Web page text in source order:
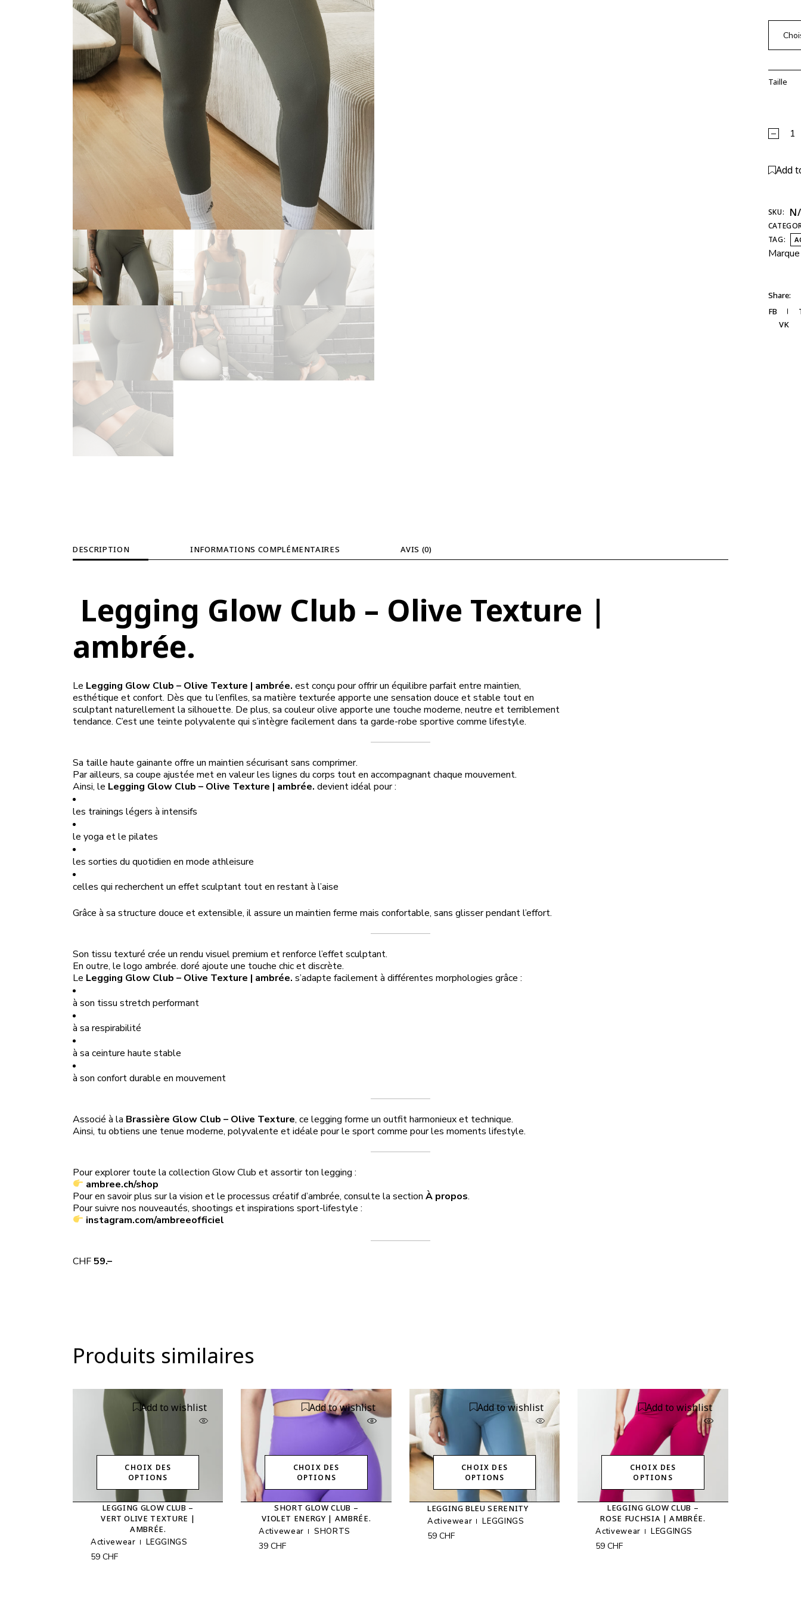
Taille
Add
SKU:
TAG:
Share:
FB
VK
DESCRIPTION INFORMATIONS COMPLÉMENTAIRES AVIS (0)
Legging Glow Club – Olive Texture |
ambrée.
Le Legging Glow Club – Olive Texture | ambrée. est conçu pour offrir un équilibre parfait entre maintien,
esthétique et confort. Dès que tu l’enfiles, sa matière texturée apporte une sensation douce et stable tout en
sculptant naturellement la silhouette. De plus, sa couleur olive apporte une touche moderne, neutre et terriblement
tendance. C’est une teinte polyvalente qui s’intègre facilement dans ta garde-robe sportive comme lifestyle.
Sa taille haute gainante offre un maintien sécurisant sans comprimer.
Par ailleurs, sa coupe ajustée met en valeur les lignes du corps tout en accompagnant chaque mouvement.
Ainsi, le Legging Glow Club – Olive Texture | ambrée. devient idéal pour :
les trainings légers à intensifs
le yoga et le pilates
les sorties du quotidien en mode athleisure
celles qui recherchent un effet sculptant tout en restant à l’aise
Grâce à sa structure douce et extensible, il assure un maintien ferme mais confortable, sans glisser pendant l’effort.
Son tissu texturé crée un rendu visuel premium et renforce l’effet sculptant.
En outre, le logo ambrée. doré ajoute une touche chic et discrète.
Le Legging Glow Club – Olive Texture | ambrée. s’adapte facilement à différentes morphologies grâce :
à son tissu stretch performant
à sa respirabilité
à sa ceinture haute stable
à son confort durable en mouvement
Associé à la Brassière Glow Club – Olive Texture, ce legging forme un outfit harmonieux et technique.
Ainsi, tu obtiens une tenue moderne, polyvalente et idéale pour le sport comme pour les moments lifestyle.
Pour explorer toute la collection Glow Club et assortir ton legging :
ambree.ch/shop
Pour en savoir plus sur la vision et le processus créatif d’ambrée, consulte la section À propos.
Pour suivre nos nouveautés, shootings et inspirations sport-lifestyle :
instagram.com/ambreeofficiel
CHF59.–
Produits similaires
CHOIX DES
OPTIONS
Ce
produit
a
plusieurs
variations.
Les
Add to wishlist
LEGGING GLOW CLUB –
VERT OLIVE TEXTURE |
AMBRÉE.
Activewear
LEGGINGS
59 CHF
CHOIX DES
OPTIONS
Ce
produit
a
plusieurs
variations.
Add to wishlist
SHORT GLOW CLUB –
VIOLET ENERGY | AMBRÉE.
Activewear
SHORTS
39CHF
CHOIX DES
OPTIONS
Ce
produit
a
plusieurs
Add to wishlist
LEGGING BLEU SERENITY
Activewear
LEGGINGS
59 CHF
CHOIX DES
OPTIONS
Ce
produit
a
plusieurs
variations.
Add to wishlist
LEGGING GLOW CLUB –
ROSE FUCHSIA | AMBRÉE.
Activewear
LEGGINGS
59CHF